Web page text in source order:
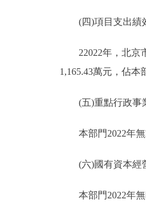
(四)項目支出績
22022年，北京市
1,165.43萬元，佔本
(五)重點行政事
本部門2022年無
(六)國有資本經
本部門2022年無